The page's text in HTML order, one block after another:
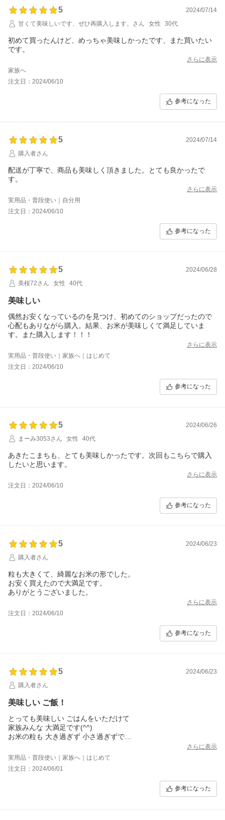
5
2024/07/14
甘くて美味しいです、ぜひ再購入します。さん
女性 30代
初めて買ったんけど、めっちゃ美味しかったです、また買いたい
です。
さらに表示
家族へ
注文日：2024/06/10
参考になった
5
2024/07/14
購入者さん
配送が丁寧で、商品も美味しく頂きました。とても良かったで
す。
さらに表示
実用品・普段使い｜自分用
注文日：2024/06/10
参考になった
5
2024/06/28
美桜72さん
女性 40代
美味しい
偶然お安くなっているのを見つけ、初めてのショップだったので
心配もありながら購入。結果、お米が美味しくて満足していま
す。また購入します！！！
さらに表示
実用品・普段使い｜家族へ｜はじめて
注文日：2024/06/10
参考になった
5
2024/06/26
まーみ3053さん
女性 40代
あきたこまちも、とても美味しかったです。次回もこちらで購入
したいと思います。
さらに表示
注文日：2024/06/10
参考になった
5
2024/06/23
購入者さん
粒も大きくて、綺麗なお米の形でした。
お安く買えたので大満足です。
ありがとうございました。
さらに表示
注文日：2024/06/10
参考になった
5
2024/06/23
購入者さん
美味しい ご飯！
とっても美味しい ごはんをいただけて
家族みんな 大満足です(^^)
お米の粒も 大き過ぎず 小さ過ぎずで
さらに表示
実用品・普段使い｜家族へ｜はじめて
注文日：2024/06/01
参考になった